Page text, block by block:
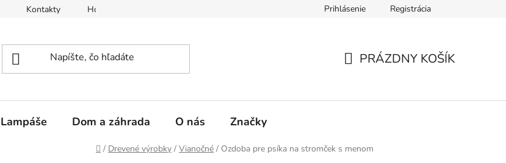
Kontakty Hodnotenie obchodu PRÍLOHA Č. 1 - FORMULÁR PRE REKLAMÁCIU PRÍLOHA Č. 2 -
Prihlásenie Registrácia
KOŠÍK
PRÁZDNY KOŠÍK
Lampáše Dom a záhrada O nás Značky
Domov
/ Drevené výrobky / Vianočné / Ozdoba pre psíka na stromček s menom